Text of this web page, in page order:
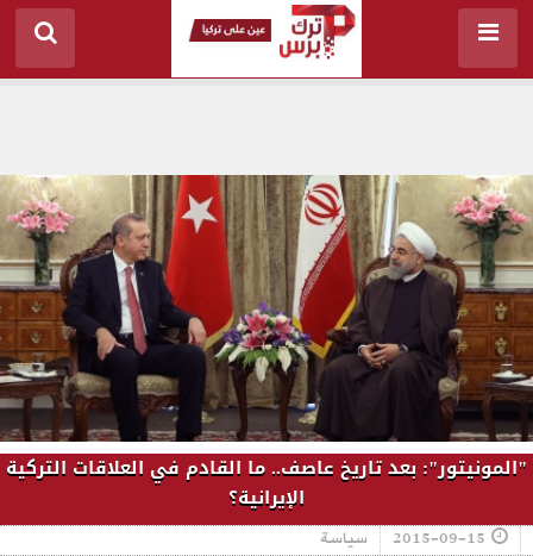
"المونيتور": بعد تاريخ عاصف.. ما القادم في العلاقات التركية
الإيرانية؟
2015-09-15 سياسة